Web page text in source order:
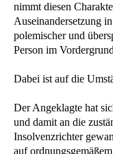
nimmt diesen
Auseinandersetzung
polemischer und
Person im
Dabei ist auf die
Der Angeklagte hat
und damit an die
Insolvenzrichter
auf